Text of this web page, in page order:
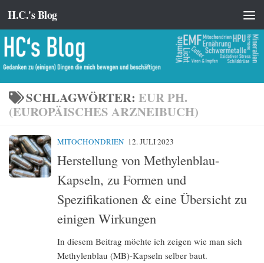
Zum Inhalt springen
H.C.'s Blog
SCHLAGWÖRTER: EUR PH.
(EUROPÄISCHES ARZNEIBUCH)
MITOCHONDRIEN 12. JULI 2023
Herstellung von Methylenblau-
Kapseln, zu Formen und
Spezifikationen & eine Übersicht zu
einigen Wirkungen
In diesem Beitrag möchte ich zeigen wie man sich
Methylenblau (MB)-Kapseln selber baut.